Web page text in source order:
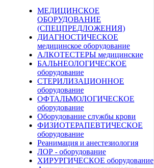
МЕДИЦИНСКОЕ
ОБОРУДОВАНИЕ
(СПЕЦПРЕДЛОЖЕНИЯ)
ДИАГНОСТИЧЕСКОЕ
медицинское оборудование
АЛКОТЕСТЕРЫ медицинские
БАЛЬНЕОЛОГИЧЕСКОЕ
оборудование
СТЕРИЛИЗАЦИОННОЕ
оборудование
ОФТАЛЬМОЛОГИЧЕСКОЕ
оборудование
Оборудование службы крови
ФИЗИОТЕРАПЕВТИЧЕСКОЕ
оборудование
Реанимация и анестезиология
ЛОР - оборудование
ХИРУРГИЧЕСКОЕ оборудование